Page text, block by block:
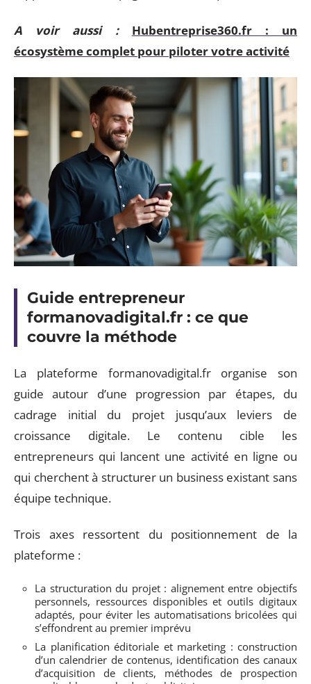
A voir aussi :
Hubentreprise360.fr : un
écosystème complet pour piloter votre activité
Guide entrepreneur
formanovadigital.fr : ce que
couvre la méthode
La plateforme formanovadigital.fr organise son
guide autour d’une progression par étapes, du
cadrage initial du projet jusqu’aux leviers de
croissance digitale. Le contenu cible les
entrepreneurs qui lancent une activité en ligne ou
qui cherchent à structurer un business existant sans
équipe technique.
Trois axes ressortent du positionnement de la
plateforme :
La structuration du projet : alignement entre objectifs
personnels, ressources disponibles et outils digitaux
adaptés, pour éviter les automatisations bricolées qui
s’effondrent au premier imprévu
La planification éditoriale et marketing : construction
d’un calendrier de contenus, identification des canaux
d’acquisition de clients, méthodes de prospection